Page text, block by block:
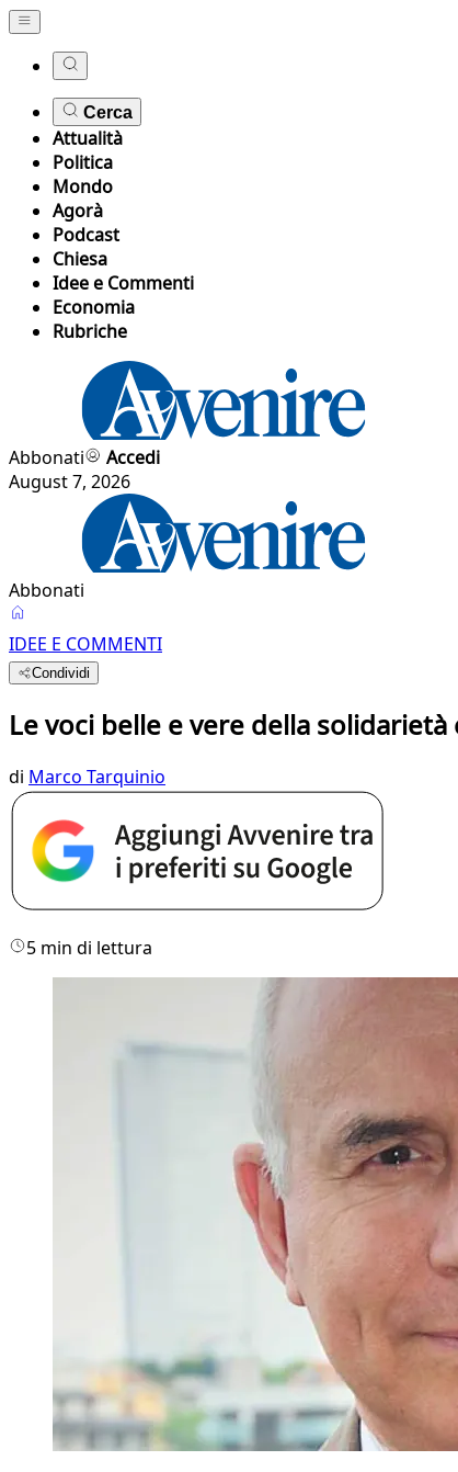
Cerca
Attualità
Politica
Mondo
Agorà
Podcast
Chiesa
Idee e Commenti
Economia
Rubriche
Abbonati
Accedi
August 7, 2026
Abbonati
IDEE E COMMENTI
Condividi
Le voci belle e vere della
di Marco Tarquinio
5 min di lettura